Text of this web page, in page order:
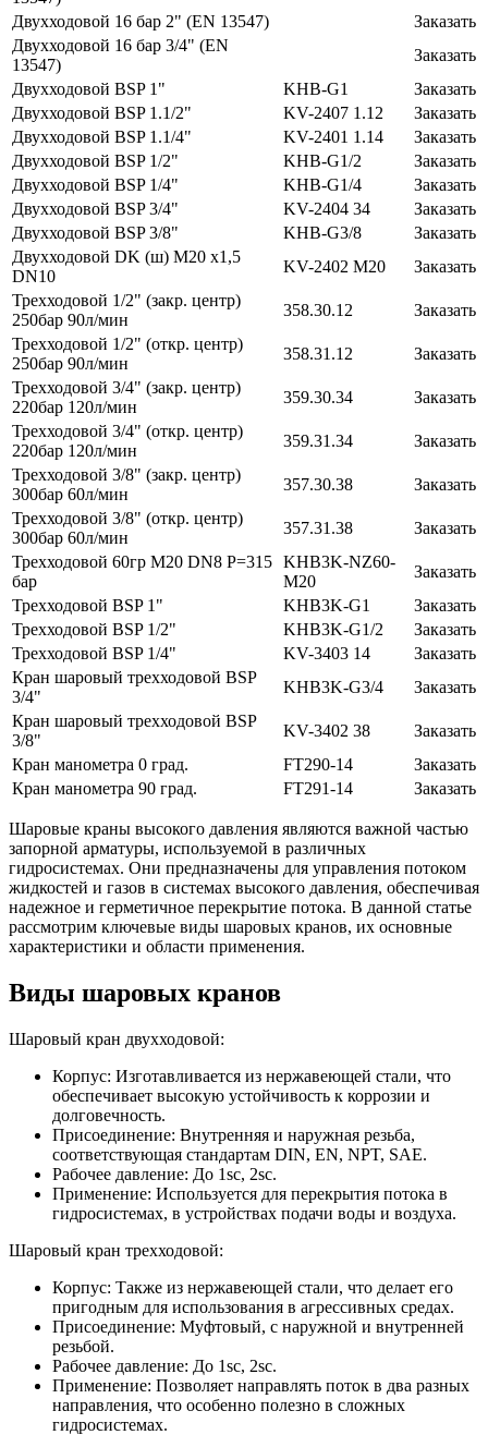
Двухходовой 16 бар 2" (EN 13547)
Заказать
Двухходовой 16 бар 3/4" (EN
13547)
Заказать
Двухходовой BSP 1"
KHB-G1
Заказать
Двухходовой BSP 1.1/2"
KV-2407 1.12
Заказать
Двухходовой BSP 1.1/4"
KV-2401 1.14
Заказать
Двухходовой BSP 1/2"
KHB-G1/2
Заказать
Двухходовой BSP 1/4"
KHB-G1/4
Заказать
Двухходовой BSP 3/4"
KV-2404 34
Заказать
Двухходовой BSP 3/8"
KHB-G3/8
Заказать
Двухходовой DK (ш) M20 х1,5
DN10
KV-2402 M20
Заказать
Трехходовой 1/2" (закр. центр)
250бар 90л/мин
358.30.12
Заказать
Трехходовой 1/2" (откр. центр)
250бар 90л/мин
358.31.12
Заказать
Трехходовой 3/4" (закр. центр)
220бар 120л/мин
359.30.34
Заказать
Трехходовой 3/4" (откр. центр)
220бар 120л/мин
359.31.34
Заказать
Трехходовой 3/8" (закр. центр)
300бар 60л/мин
357.30.38
Заказать
Трехходовой 3/8" (откр. центр)
300бар 60л/мин
357.31.38
Заказать
Трехходовой 60гр М20 DN8 P=315
бар
KHB3K-NZ60-
M20
Заказать
Трехходовой BSP 1"
KHB3K-G1
Заказать
Трехходовой BSP 1/2"
KHB3K-G1/2
Заказать
Трехходовой BSP 1/4"
KV-3403 14
Заказать
Кран шаровый трехходовой BSP
3/4"
KHB3K-G3/4
Заказать
Кран шаровый трехходовой BSP
3/8"
KV-3402 38
Заказать
Кран манометра 0 град.
FT290-14
Заказать
Кран манометра 90 град.
FT291-14 Заказать
Шаровые краны высокого давления являются важной частью
запорной арматуры, используемой в различных
гидросистемах. Они предназначены для управления потоком
жидкостей и газов в системах высокого давления, обеспечивая
надежное и герметичное перекрытие потока. В данной статье
рассмотрим ключевые виды шаровых кранов, их основные
характеристики и области применения.
Виды шаровых кранов
Шаровый кран двухходовой:
Корпус: Изготавливается из нержавеющей стали, что
обеспечивает высокую устойчивость к коррозии и
долговечность.
Присоединение: Внутренняя и наружная резьба,
соответствующая стандартам DIN, EN, NPT, SAE.
Рабочее давление: До 1sc, 2sc.
Применение: Используется для перекрытия потока в
гидросистемах, в устройствах подачи воды и воздуха.
Шаровый кран трехходовой:
Корпус: Также из нержавеющей стали, что делает его
пригодным для использования в агрессивных средах.
Присоединение: Муфтовый, с наружной и внутренней
резьбой.
Рабочее давление: До 1sc, 2sc.
Применение: Позволяет направлять поток в два разных
направления, что особенно полезно в сложных
гидросистемах.